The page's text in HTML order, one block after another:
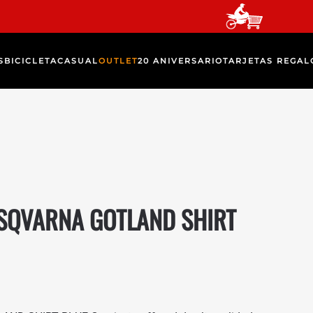
BICICLETACASUALOUTLET20 ANIVERSARIOTARJETAS
GOTLAND SHIRT